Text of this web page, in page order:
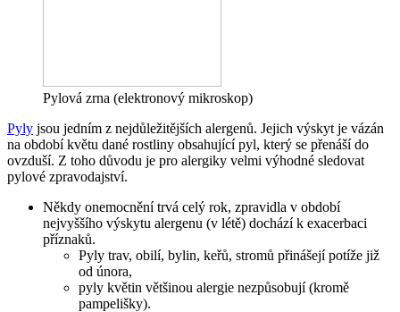
Pylová zrna (elektronový mikroskop)
Pyly jsou jedním z nejdůležitějších alergenů. Jejich výskyt je vázán
na období květu dané rostliny obsahující pyl, který se přenáší do
ovzduší. Z toho důvodu je pro alergiky velmi výhodné sledovat
pylové zpravodajství.
Někdy onemocnění trvá celý rok, zpravidla v období
nejvyššího výskytu alergenu (v létě) dochází k exacerbaci
příznaků.
Pyly trav, obilí, bylin, keřů, stromů přinášejí potíže již
od února,
pyly květin většinou alergie nezpůsobují (kromě
pampelišky).